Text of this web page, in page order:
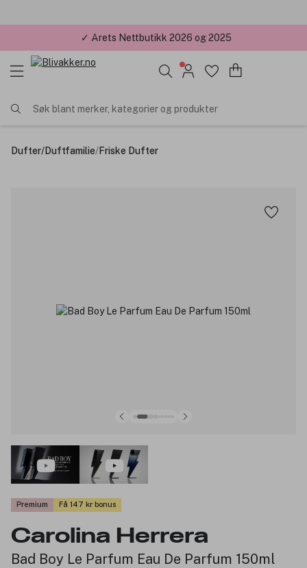
✓ Årets Nettbutikk 2026 og 2025
Søk blant merker, kategorier og produkter
Dufter/Duftfamilie/Friske Dufter
Premium Få 147 kr bonus
Carolina Herrera
Bad Boy Le Parfum Eau De Parfum 150ml